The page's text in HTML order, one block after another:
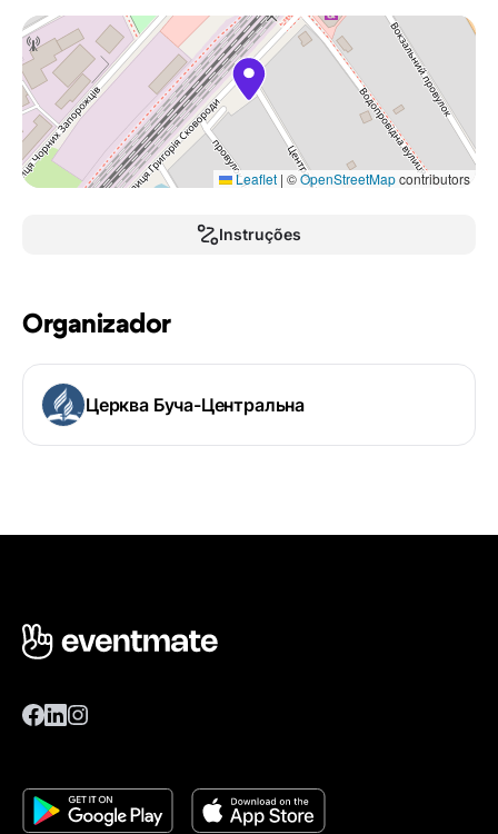
Leaflet | ©OpenStreetMapcontributors
Instruções
Organizador
Церква Буча-Центральна